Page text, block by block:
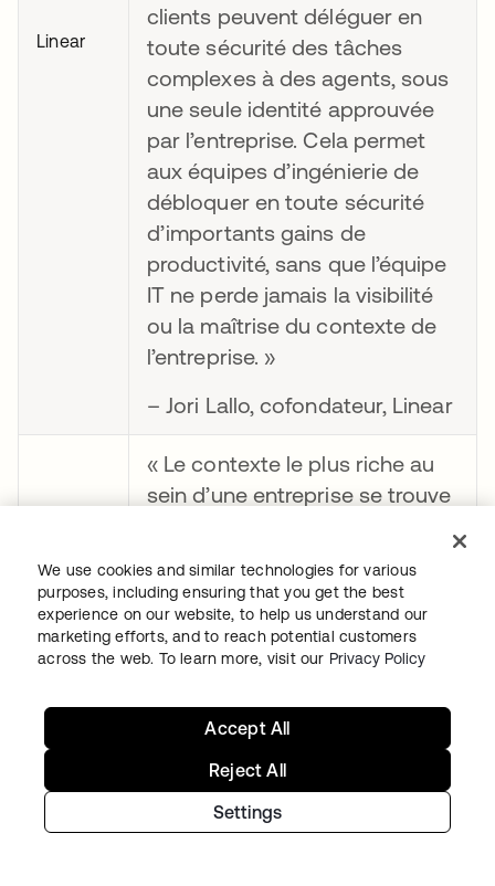
Linear
clients peuvent déléguer en
toute sécurité des tâches
complexes à des agents, sous
une seule identité approuvée
par l’entreprise. Cela permet
aux équipes d’ingénierie de
débloquer en toute sécurité
d’importants gains de
productivité, sans que l’équipe
IT ne perde jamais la visibilité
ou la maîtrise du contexte de
l’entreprise. »
– Jori Lallo, cofondateur, Linear
« Le contexte le plus riche au
sein d’une entreprise se trouve
travail en cours. Le serveur
MCP de Slack donne accès à
ce contexte aux agents d’IA.
intégré à MCP, les
collaborateurs n’ont plus à s’en
préoccuper : aucune demande
d’autorisation, aucune
connexion à effectuer serveur
We use cookies and similar technologies for various
purposes, including ensuring that you get the best
experience on our website, to help us understand our
marketing efforts, and to reach potential customers
across the web. To learn more, visit our Privacy Policy
Settings
Reject All
Accept All